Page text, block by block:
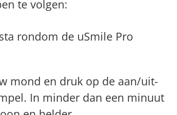
te volgen:
rondom de uSmile Pro
mond en druk op de aan/uit-
In minder dan een minuut